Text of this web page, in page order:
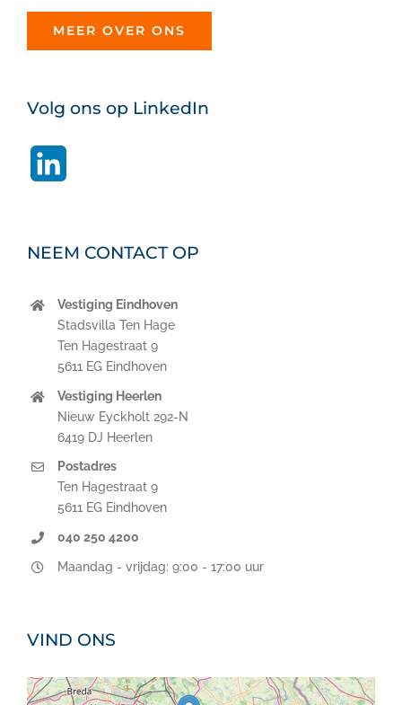
MEER OVER ONS
Volg ons op LinkedIn
NEEM CONTACT OP
Vestiging Eindhoven
Stadsvilla Ten Hage
Ten Hagestraat 9
5611 EG Eindhoven
Vestiging Heerlen
Nieuw Eyckholt 292-N
6419 DJ Heerlen
Postadres
Ten Hagestraat 9
5611 EG Eindhoven
040 250 4200
Maandag - vrijdag: 9:00 - 17:00 uur
VIND ONS